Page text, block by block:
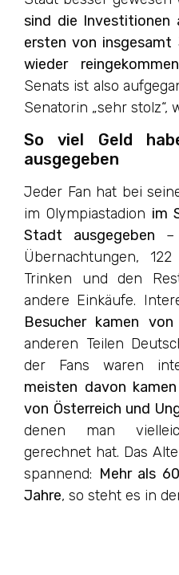
sind die Investitionen
ersten von insgesamt
wieder reingekommen
Senats ist also
Senatorin „sehr stolz“,
So viel Geld
ausgegeben
Jeder Fan hat bei
im Olympiastadion im
Stadt ausgegeben –
Übernachtungen,
Trinken und den
andere Einkäufe.
Besucher kamen von
anderen Teilen
der Fans waren
meisten davon
von Österreich und
denen man
gerechnet hat. Das
spannend: Mehr als
Jahre, so steht es in